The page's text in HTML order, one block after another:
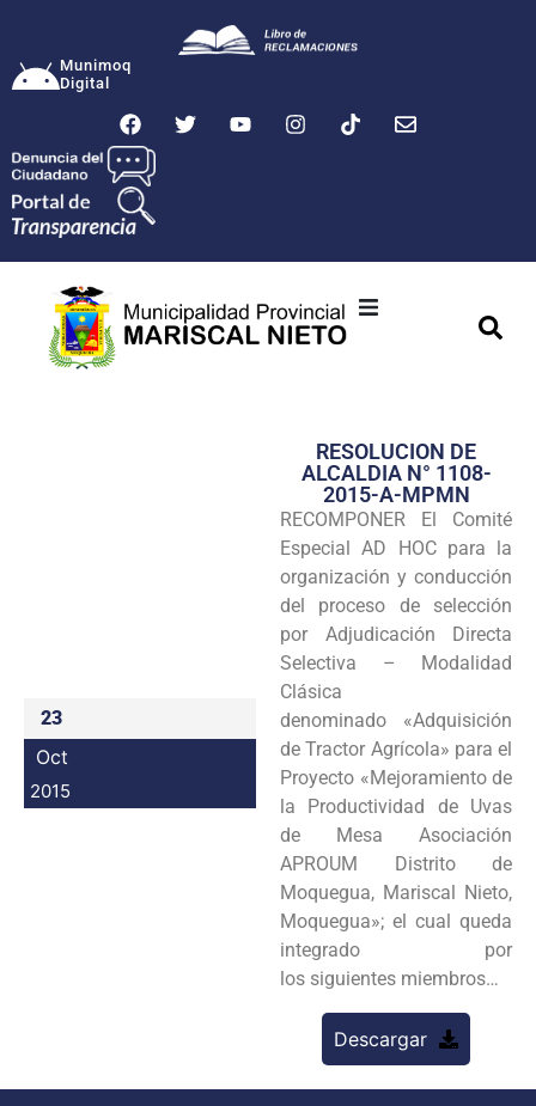
Munimoq
Digital
Transparencia
Seguridad
Programas
Intranet
23
Oct
2015
RESOLUCION DE
ALCALDIA N° 1108-
2015-A-MPMN
RECOMPONER El Comité
Especial AD HOC para la
organización y conducción
del proceso de selección
por Adjudicación Directa
Selectiva – Modalidad
Clásica
denominado «Adquisición
de Tractor Agrícola» para el
Proyecto «Mejoramiento de
la Productividad de Uvas
de Mesa Asociación
APROUM Distrito de
Moquegua, Mariscal Nieto,
Moquegua»; el cual queda
integrado por
los siguientes miembros…
Descargar